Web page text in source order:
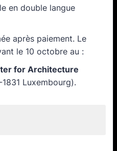
en double langue
après paiement. Le
le 10 octobre au :
for Architecture
Luxembourg).